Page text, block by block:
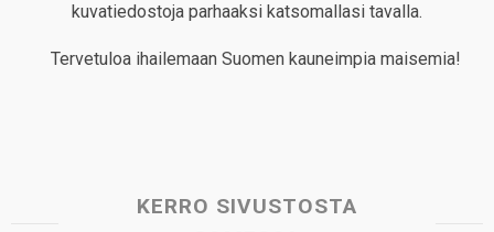
kuvatiedostoja parhaaksi katsomallasi tavalla.
Tervetuloa ihailemaan Suomen kauneimpia maisemia!
KERRO SIVUSTOSTA